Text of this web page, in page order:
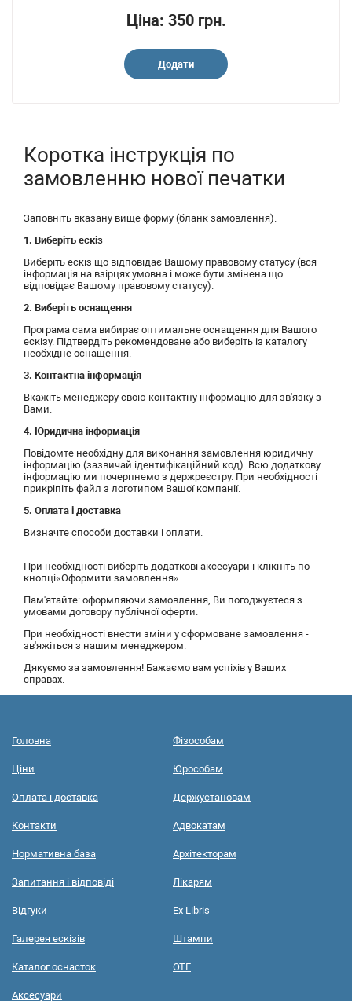
Ціна: 350 грн.
Додати
Коротка інструкція по
замовленню нової печатки
Заповніть вказану вище форму (бланк замовлення).
1. Виберіть ескіз
Виберіть ескіз що відповідає Вашому правовому статусу (вся
інформація на взірцях умовна і може бути змінена що
відповідає Вашому правовому статусу).
2. Виберіть оснащення
Програма сама вибирає оптимальне оснащення для Вашого
ескізу. Підтвердіть рекомендоване або виберіть із каталогу
необхідне оснащення.
3. Контактна інформація
Вкажіть менеджеру свою контактну інформацію для зв'язку з
Вами.
4. Юридична інформація
Повідомте необхідну для виконання замовлення юридичну
інформацію (зазвичай ідентифікаційний код). Всю додаткову
інформацію ми почерпнемо з держреєстру. При необхідності
прикріпіть файл з логотипом Вашої компанії.
5. Оплата і доставка
Визначте способи доставки і оплати.
При необхідності виберіть додаткові аксесуари і клікніть по
кнопці«Оформити замовлення».
Пам'ятайте: оформляючи замовлення, Ви погоджуєтеся з
умовами договору публічної оферти.
При необхідності внести зміни у сформоване замовлення -
зв'яжіться з нашим менеджером.
Дякуємо за замовлення! Бажаємо вам успіхів у Ваших
справах.
Головна
Ціни
Оплата і доставка
Контакти
Нормативна база
Запитання і відповіді
Відгуки
Галерея ескізів
Каталог оснасток
Аксесуари
Фізособам
Юрособам
Держустановам
Адвокатам
Архітекторам
Лікарям
Ex Libris
Штампи
ОТГ